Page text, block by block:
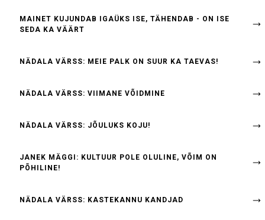
MAINET KUJUNDAB IGAÜKS ISE, TÄHENDAB - ON ISE
SEDA KA VÄÄRT
NÄDALA VÄRSS: MEIE PALK ON SUUR KA TAEVAS!
NÄDALA VÄRSS: VIIMANE VÕIDMINE
NÄDALA VÄRSS: JÕULUKS KOJU!
JANEK MÄGGI: KULTUUR POLE OLULINE, VÕIM ON
PÕHILINE!
NÄDALA VÄRSS: KASTEKANNU KANDJAD